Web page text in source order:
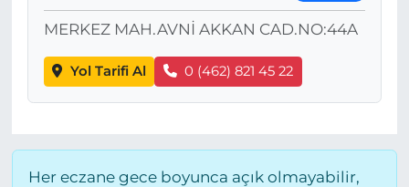
MERKEZ MAH.AVNİ AKKAN CAD.NO:44A
Yol Tarifi Al 0 (462) 821 45 22
Her eczane gece boyunca açık olmayabilir,